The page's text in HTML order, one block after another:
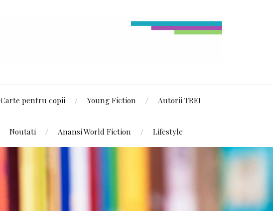
Carte pentru copii Young Fiction Autorii TREI
Noutati Anansi World Fiction Lifestyle